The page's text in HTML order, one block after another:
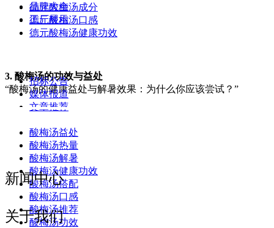
德元酸梅汤成分
德元酸梅汤口感
德元酸梅汤健康功效
3. 酸梅汤的功效与益处
“酸梅汤的健康益处与解暑效果：为什么你应该尝试？”
酸梅汤益处
酸梅汤热量
酸梅汤解暑
酸梅汤健康功效
酸梅汤搭配
酸梅汤口感
酸梅汤推荐
酸梅汤功效
品牌大全
工厂展示
招标公告
媒体报道
文章推荐
新闻中心
关于我们